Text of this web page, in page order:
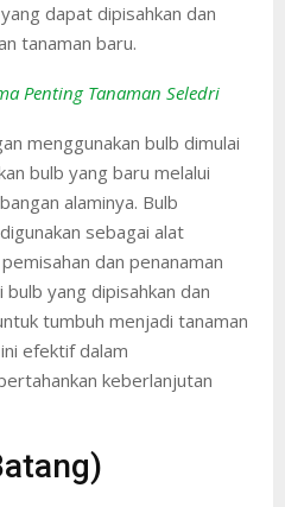
dapat dipisahkan dan
tanaman baru.
Penting Tanaman Seledri
menggunakan bulb dimulai
bulb yang baru melalui
alaminya. Bulb
sebagai alat
dan penanaman
yang dipisahkan dan
tumbuh menjadi tanaman
efektif dalam
keberlanjutan